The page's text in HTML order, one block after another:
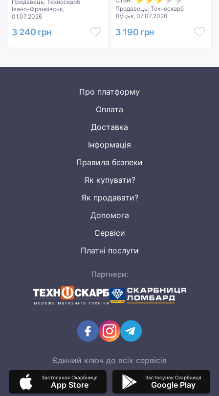
Продавець: Техноскарб
Івано-Франківськ,
01.07.2026
3 240 грн
Продавець: Техноскарб
Луцьк, 07.07.2026
3 190 грн
Про платформу
Оплата
Доставка
Інформація
Правила безпеки
Як купувати?
Як продавати?
Допомога
Сервіси
Платні послуги
Партнери:
Єдиний ключ до всіх сервісів
Застосунок Скарбниця
App Store
Застосунок Скарбниця
Google Play